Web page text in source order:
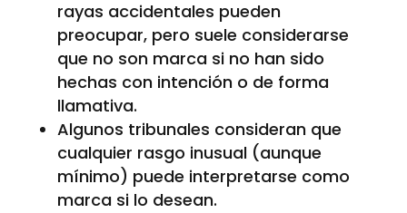
rayas accidentales pueden
preocupar, pero suele considerarse
que no son marca si no han sido
hechas con intención o de forma
llamativa.
Algunos tribunales consideran que
cualquier rasgo inusual (aunque
mínimo) puede interpretarse como
marca si lo desean.